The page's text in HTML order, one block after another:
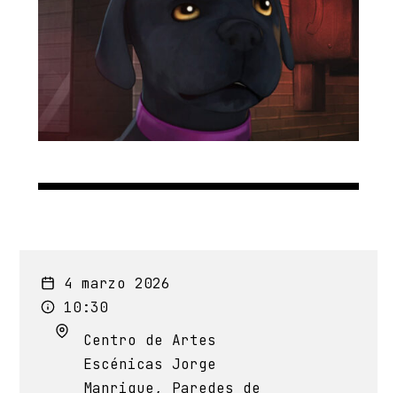
4 marzo 2026
10:30
Centro de Artes
Escénicas Jorge
Manrique, Paredes de